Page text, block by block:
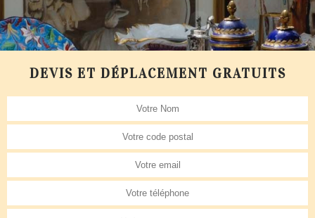
DEVIS ET DÉPLACEMENT GRATUITS